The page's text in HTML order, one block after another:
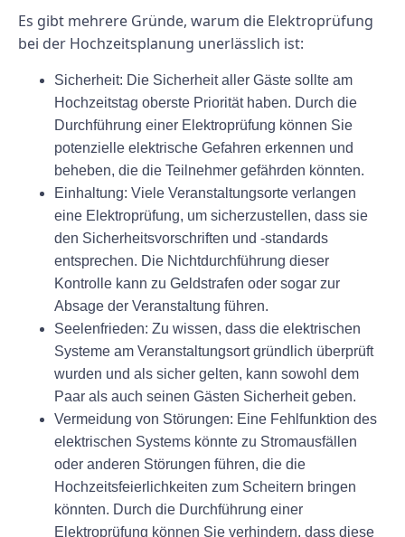
Es gibt mehrere Gründe, warum die Elektroprüfung
bei der Hochzeitsplanung unerlässlich ist:
Sicherheit: Die Sicherheit aller Gäste sollte am
Hochzeitstag oberste Priorität haben. Durch die
Durchführung einer Elektroprüfung können Sie
potenzielle elektrische Gefahren erkennen und
beheben, die die Teilnehmer gefährden könnten.
Einhaltung: Viele Veranstaltungsorte verlangen
eine Elektroprüfung, um sicherzustellen, dass sie
den Sicherheitsvorschriften und -standards
entsprechen. Die Nichtdurchführung dieser
Kontrolle kann zu Geldstrafen oder sogar zur
Absage der Veranstaltung führen.
Seelenfrieden: Zu wissen, dass die elektrischen
Systeme am Veranstaltungsort gründlich überprüft
wurden und als sicher gelten, kann sowohl dem
Paar als auch seinen Gästen Sicherheit geben.
Vermeidung von Störungen: Eine Fehlfunktion des
elektrischen Systems könnte zu Stromausfällen
oder anderen Störungen führen, die die
Hochzeitsfeierlichkeiten zum Scheitern bringen
könnten. Durch die Durchführung einer
Elektroprüfung können Sie verhindern, dass diese